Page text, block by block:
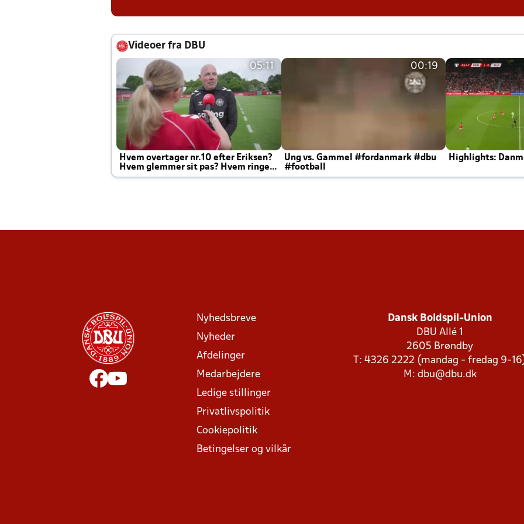
Videoer fra DBU
05:11
Hvem overtager nr.10 efter Eriksen?
Hvem glemmer sit pas? Hvem ringer
Joachim altid til efter kampe?
00:19
Ung vs. Gammel #fordanmark #dbu
#football
Highlights:
Nyhedsbreve
Nyheder
Afdelinger
Medarbejdere
Ledige stillinger
Privatlivspolitik
Cookiepolitik
Betingelser og vilkår
Dansk Boldspil-Union
DBU Allé 1
2605 Brøndby
T: 4326 2222 (mandag - fredag 9-
M: dbu@dbu.dk